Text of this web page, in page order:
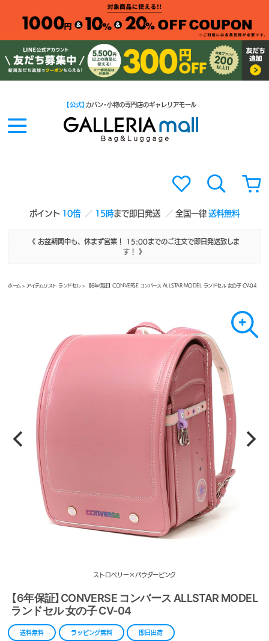
ポイント 10倍 15時まで即日発送 全国一律送料無料
【公式】 カバン・小物の専門店のギャレリアモール
《 お盆期間中も、休まず営業！ 15:00までのご注文で即日発送致しま
す！ 》
ホーム >アイテムリスト ランドセル> 【6年保証】CONVERSE コンバース ALLSTAR MODEL ランドセル 女の子 CV-04
ストロベリー×パウダーピンク
【6年保証】CONVERSE コンバース ALLSTAR MODEL
ランドセル 女の子 CV-04
送料無料 ラッピング無料 即日出荷